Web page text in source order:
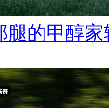
腿的甲醇